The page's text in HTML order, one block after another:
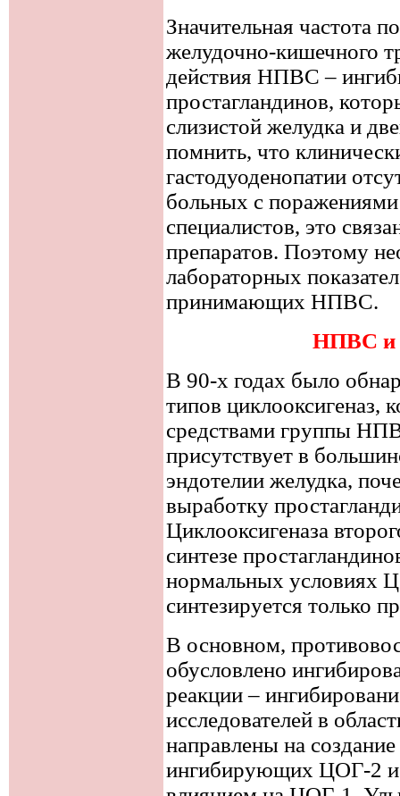
Значительная частота
желудочно-кишечного
действия НПВС –
простагландинов,
слизистой желудка и
помнить, что
гастодуоденопатии
больных с
специалистов, это
препаратов. Поэтому
лабораторных
принимающих НПВС.
НПВС и
В 90-х годах было
типов циклооксигеназ,
средствами группы
присутствует в
эндотелии желудка,
выработку
Циклооксигеназа
синтезе
нормальных условиях
синтезируется только
В основном,
обусловлено
реакции –
исследователей в
направлены на
ингибирующих ЦОГ-2